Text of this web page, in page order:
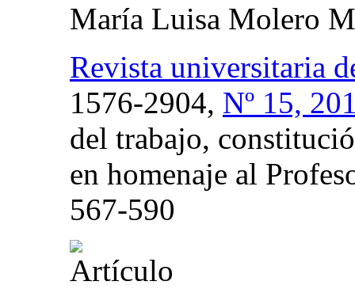
María Luisa Molero
Revista universitaria
1576-2904, Nº 15,
del trabajo,
en homenaje al
567-590